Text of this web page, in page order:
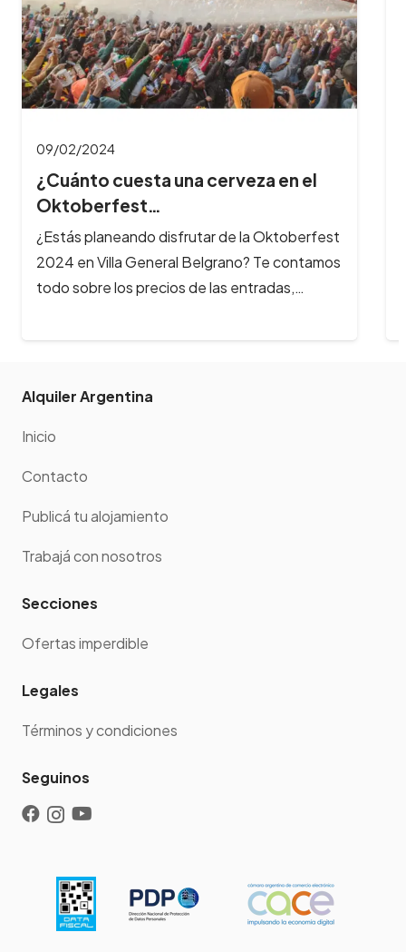
¿Querés aprovechar al máximo tu experiencia
en el Oktoberfest? Te contamos cuánto dura
la fiesta, a qué hora es mejor…
Alquiler Argentina
Inicio
Contacto
Publicá tu alojamiento
Trabajá con nosotros
Secciones
Ofertas imperdible
Legales
Términos y condiciones
Seguinos